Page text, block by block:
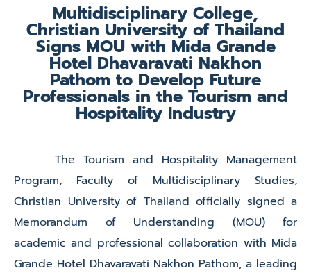
Multidisciplinary College,
Christian University of Thailand
Signs MOU with Mida Grande
Hotel Dhavaravati Nakhon
Pathom to Develop Future
Professionals in the Tourism and
Hospitality Industry
The Tourism and Hospitality Management
Program, Faculty of Multidisciplinary Studies,
Christian University of Thailand officially signed a
Memorandum of Understanding (MOU) for
academic and professional collaboration with Mida
Grande Hotel Dhavaravati Nakhon Pathom, a leading